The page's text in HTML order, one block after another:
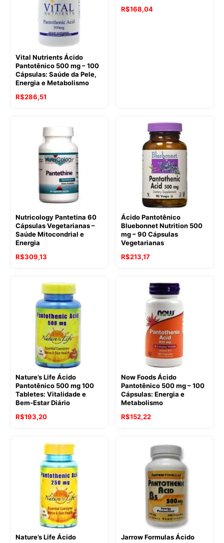
Vital Nutrients Ácido
Pantotênico 500 mg – 100
Cápsulas: Saúde da Pele,
Energia e Metabolismo
R$286,51
R$168,04
Nutricology Pantetina 60
Cápsulas Vegetarianas –
Saúde Mitocondrial e
Energia
R$309,13
Ácido Pantotênico
Bluebonnet Nutrition 500
mg – 90 Cápsulas
Vegetarianas
R$213,17
Nature’s Life Ácido
Pantotênico 500 mg 100
Tabletes: Vitalidade e
Bem-Estar Diário
R$193,20
Now Foods Ácido
Pantotênico 500 mg – 100
Cápsulas: Energia e
Metabolismo
R$152,22
Nature’s Life Ácido
Jarrow Formulas Ácido